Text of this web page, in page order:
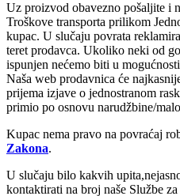
Uz proizvod obavezno pošaljite i
Troškove transporta prilikom
kupac. U slučaju povrata
teret prodavca. Ukoliko neki od
ispunjen nećemo biti u
Naša web prodavnica će
prijema izjave o jednostranom
primio po osnovu narudžbine/
Kupac nema pravo na povraćaj
Zakona.
U slučaju bilo kakvih
kontaktirati na broj naše Službe